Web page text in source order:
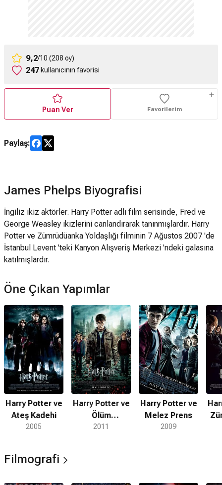
9,2/10 (208 oy)
247 kullanıcının favorisi
Puan Ver Favorilerim
Paylaş:
James Phelps Biyografisi
İngiliz ikiz aktörler. Harry Potter adlı film serisinde, Fred ve
George Weasley ikizlerini canlandırarak tanınmışlardır. Harry
Potter ve Zümrüdüanka Yoldaşlığı filminin 7 Ağustos 2007 'de
İstanbul Levent 'teki Kanyon Alışveriş Merkezi 'ndeki galasına
katılmışlardır.
Öne Çıkan Yapımlar
Harry Potter ve
Ateş Kadehi
2005
Harry Potter ve
Ölüm
Yadigarları:
2011
Harry Potter ve
Melez Prens
2009
Filmografi